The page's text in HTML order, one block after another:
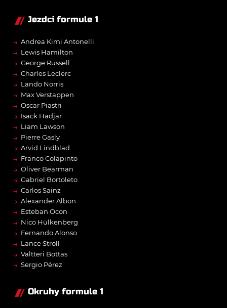
Jezdci formule 1
→ Andrea Kimi Antonelli
→ Lewis Hamilton
→ George Russell
→ Charles Leclerc
→ Lando Norris
→ Max Verstappen
→ Oscar Piastri
→ Isack Hadjar
→ Liam Lawson
→ Pierre Gasly
→ Arvid Lindblad
→ Franco Colapinto
→ Oliver Bearman
→ Gabriel Bortoleto
→ Carlos Sainz
→ Alexander Albon
→ Esteban Ocon
→ Nico Hülkenberg
→ Fernando Alonso
→ Lance Stroll
→ Valtteri Bottas
→ Sergio Pérez
Okruhy formule 1